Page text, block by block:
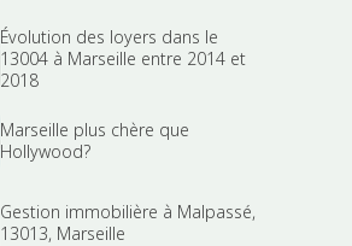
Évolution des loyers dans le
13004 à Marseille entre 2014 et
2018
Marseille plus chère que
Hollywood?
Gestion immobilière à Malpassé,
13013, Marseille